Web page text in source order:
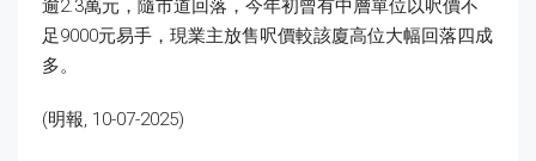
逾2.3萬元，隨市道回落，今年初曾有中層單位以呎價不
足9000元易手，現業主放售呎價較該廈高位大幅回落四成
多。
(明報, 10-07-2025)